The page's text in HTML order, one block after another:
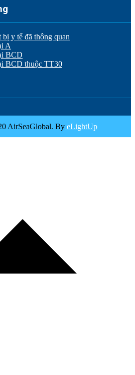
y tế đã thông quan
A
BCD
BCD thuộc TT30
AirSeaGlobal. By eLightUp